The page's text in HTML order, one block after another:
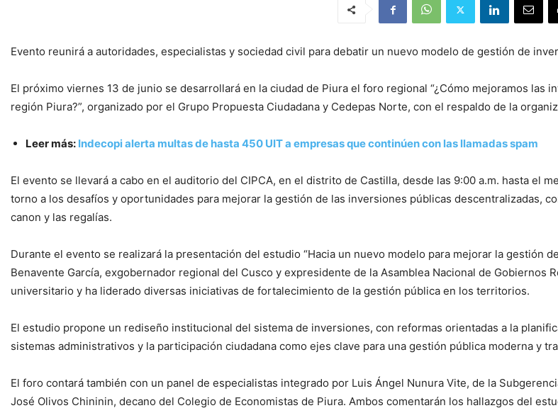
Evento reunirá a autoridades, especialistas y sociedad civil para debatir un nuevo modelo de gestión de
El próximo viernes 13 de junio se desarrollará en la ciudad de Piura el foro regional “¿Cómo mejoramos
región Piura?”, organizado por el Grupo Propuesta Ciudadana y Cedepas Norte, con el respaldo de la
Leer más: Indecopi alerta multas de hasta 450 UIT a empresas que continúen con las llamadas spam
El evento se llevará a cabo en el auditorio del CIPCA, en el distrito de Castilla, desde las 9:00 a.m. hasta el
torno a los desafíos y oportunidades para mejorar la gestión de las inversiones públicas descentralizadas,
canon y las regalías.
Durante el evento se realizará la presentación del estudio “Hacia un nuevo modelo para mejorar la gestión
Benavente García, exgobernador regional del Cusco y expresidente de la Asamblea Nacional de Gobiernos
universitario y ha liderado diversas iniciativas de fortalecimiento de la gestión pública en los territorios.
El estudio propone un rediseño institucional del sistema de inversiones, con reformas orientadas a la
sistemas administrativos y la participación ciudadana como ejes clave para una gestión pública moderna y
El foro contará también con un panel de especialistas integrado por Luis Ángel Nunura Vite, de la
José Olivos Chininin, decano del Colegio de Economistas de Piura. Ambos comentarán los hallazgos del